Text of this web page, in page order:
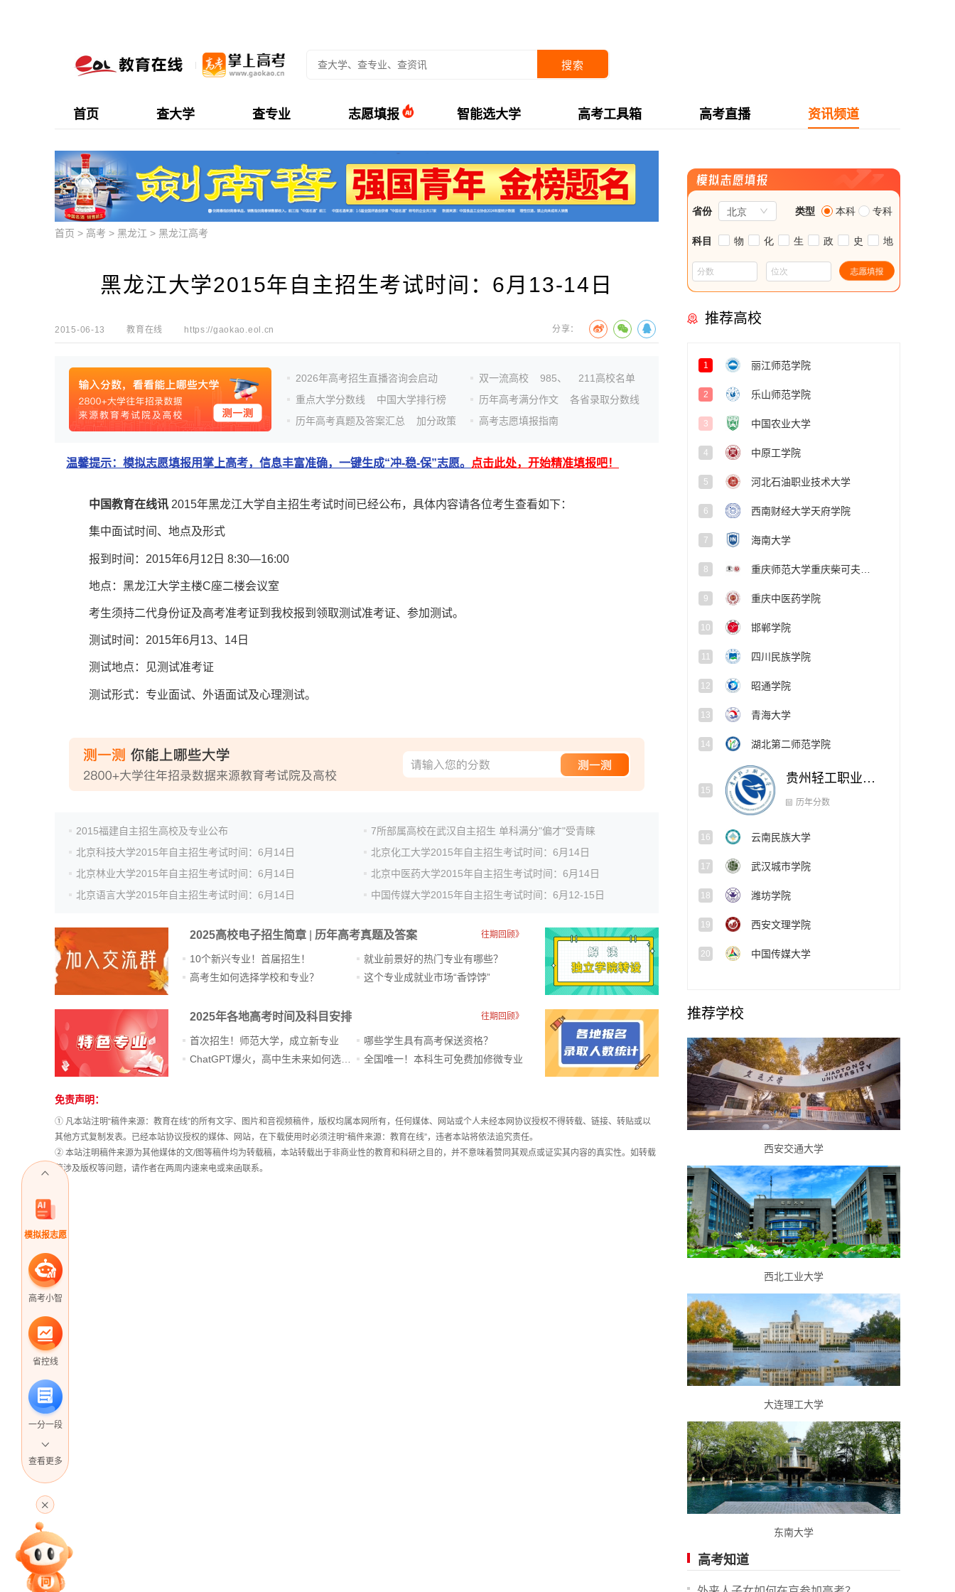
搜索
首页 查大学 查专业 志愿填报 智能选大学 高考工具箱 高考直播 资讯频道
模拟报志愿
高考小智
省控线
一分一段
专家指导课
查看更多
首页 > 高考 > 黑龙江 > 黑龙江高考
黑龙江大学2015年自主招生考试时间：6月13-14日
2015-06-13 教育在线 https://gaokao.eol.cn 分享：
2026年高考招生直播咨询会启动
重点大学分数线
中国大学排行榜
历年高考真题及答案汇总
加分政策
双一流高校 985、
211高校名单
历年高考满分作文
各省录取分数线
高考志愿填报指南
温馨提示：模拟志愿填报用掌上高考，信息丰富准确，一键生成“冲-稳-保”志愿。 点击此处，开始精准填报吧！
中国教育在线讯 2015年黑龙江大学自主招生考试时间已经公布，具体内容请各位考生查看如下：
集中面试时间、地点及形式
报到时间：2015年6月12日 8:30—16:00
地点：黑龙江大学主楼C座二楼会议室
考生须持二代身份证及高考准考证到我校报到领取测试准考证、参加测试。
测试时间：2015年6月13、14日
测试地点：见测试准考证
测试形式：专业面试、外语面试及心理测试。
2015福建自主招生高校及专业公布
7所部属高校在武汉自主招生 单科满分"偏才"受青睐
北京科技大学2015年自主招生考试时间：6月14日
北京化工大学2015年自主招生考试时间：6月14日
北京林业大学2015年自主招生考试时间：6月14日
北京中医药大学2015年自主招生考试时间：6月14日
北京语言大学2015年自主招生考试时间：6月14日
中国传媒大学2015年自主招生考试时间：6月12-15日
2025高校电子招生简章 历年高考真题及答案 往期回顾》
10个新兴专业！首届招生！
高考生如何选择学校和专业？
就业前景好的热门专业有哪些？
这个专业成就业市场“香饽饽”​
2025年各地高考时间及科目安排 往期回顾》
首次招生！师范大学，成立新专业
哪些学生具有高考保送资格？
全国唯一！本科生可免费加修微专业
免责声明：
① 凡本站注明“稿件来源：教育在线”的所有文字、图片和音视频稿件，版权均属本网所有，任何媒体、网站或个人未经本网协议授权不得转载、链接、转贴或以
其他方式复制发表。已经本站协议授权的媒体、网站，在下载使用时必须注明“稿件来源：教育在线”，违者本站将依法追究责任。
② 本站注明稿件来源为其他媒体的文/图等稿件均为转载稿，本站转载出于非商业性的教育和科研之目的，并不意味着赞同其观点或证实其内容的真实性。如转载
稿涉及版权等问题，请作者在两周内速来电或来函联系。
推荐高校
1 丽江师范学院
2 乐山师范学院
3 中国农业大学
4 中原工学院
5 河北石油职业技术大学
6 西南财经大学天府学院
7 海南大学
8
9 重庆中医药学院
10 邯郸学院
11 四川民族学院
12 昭通学院
13 青海大学
14 湖北第二师范学院
贵州轻工职业大学
云南民族大学
历年分数
17 武汉城市学院
18 潍坊学院
19 西安文理学院
20 中国传媒大学
推荐学校
西安交通大学
西北工业大学
大连理工大学
东南大学
高考知道